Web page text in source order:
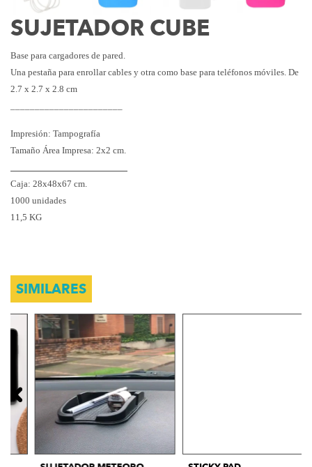
SUJETADOR CUBE
Base para cargadores de pared.
Una pestaña para enrollar cables y otra como base para teléfonos móviles. De
2.7 x 2.7 x 2.8 cm
Impresión: Tampografía
Tamaño Área Impresa: 2x2 cm.
Caja: 28x48x67 cm.
1000 unidades
11,5 KG
SIMILARES